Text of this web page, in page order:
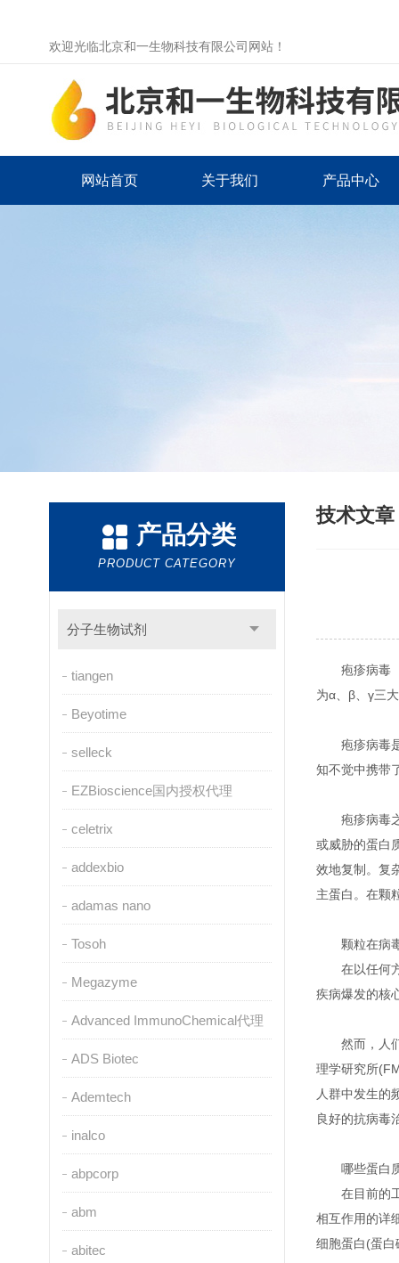
欢迎光临北京和一生物科技有限公司网站！
网站首页 关于我们 产品中心
产品分类
PRODUCT CATEGORY
分子生物试剂
tiangen
Beyotime
selleck
EZBioscience国内授权代理
celetrix
addexbio
adamas nano
Tosoh
Megazyme
Advanced ImmunoChemical代理
ADS Biotec
Ademtech
inalco
abpcorp
abm
abitec
技术文章
疱疹病毒
为α、β、γ三
疱疹病毒
知不觉中携带
疱疹病毒
或威胁的蛋白
效地复制。复
主蛋白。在颗
颗粒在病
在以任何
疾病爆发的核
然而，人
理学研究所
人群中发生的
良好的抗病毒
哪些蛋白
在目前的
相互作用的详
细胞蛋白(蛋